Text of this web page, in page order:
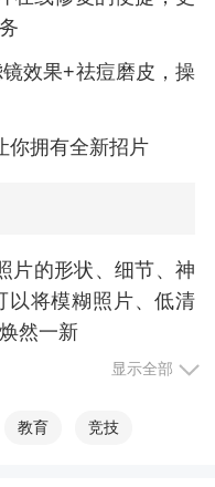
效果+祛痘磨皮，操
你拥有全新招片
片的形状、细节、神
以将模糊照片、低清
然一新
功能齐全的移动端图
修复老照片操作简
显示全部
教育 竞技